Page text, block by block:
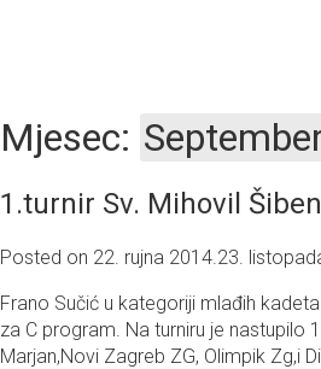
Mjesec:
1.turnir Sv. Mihovil
Posted on 22. rujna 2014. 23.
Frano Sučić u kategoriji mlađih
za C program. Na turniru je nastupilo
Marjan,Novi Zagreb ZG, Olimpik Zg,i